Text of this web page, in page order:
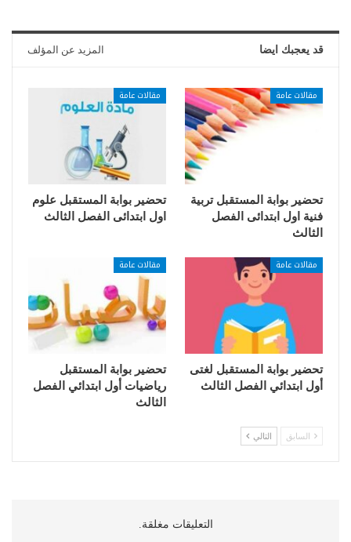
قد يعجبك ايضا المزيد عن المؤلف
مقالات عامة
تحضير بوابة المستقبل تربية
فنية اول ابتدائى الفصل
الثالث
مقالات عامة
تحضير بوابة المستقبل علوم
اول ابتدائى الفصل الثالث
مقالات عامة
تحضير بوابة المستقبل لغتى
أول ابتدائي الفصل الثالث
مقالات عامة
تحضير بوابة المستقبل
رياضيات أول ابتدائي الفصل
الثالث
السابق التالي
التعليقات مغلقة.